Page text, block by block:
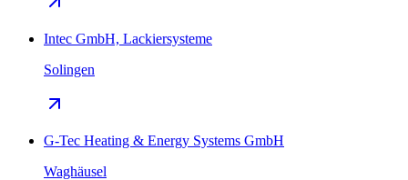
Intec GmbH, Lackiersysteme
Solingen
G-Tec Heating & Energy Systems GmbH
Waghäusel